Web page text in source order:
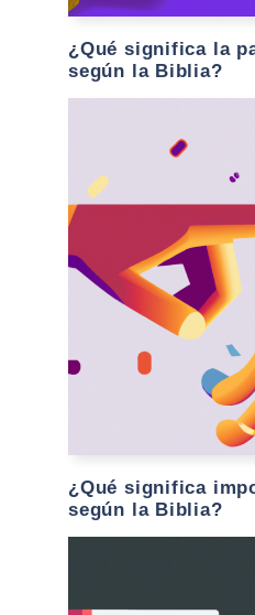
¿Qué significa la
según la Biblia?
¿Qué significa
según la Biblia?